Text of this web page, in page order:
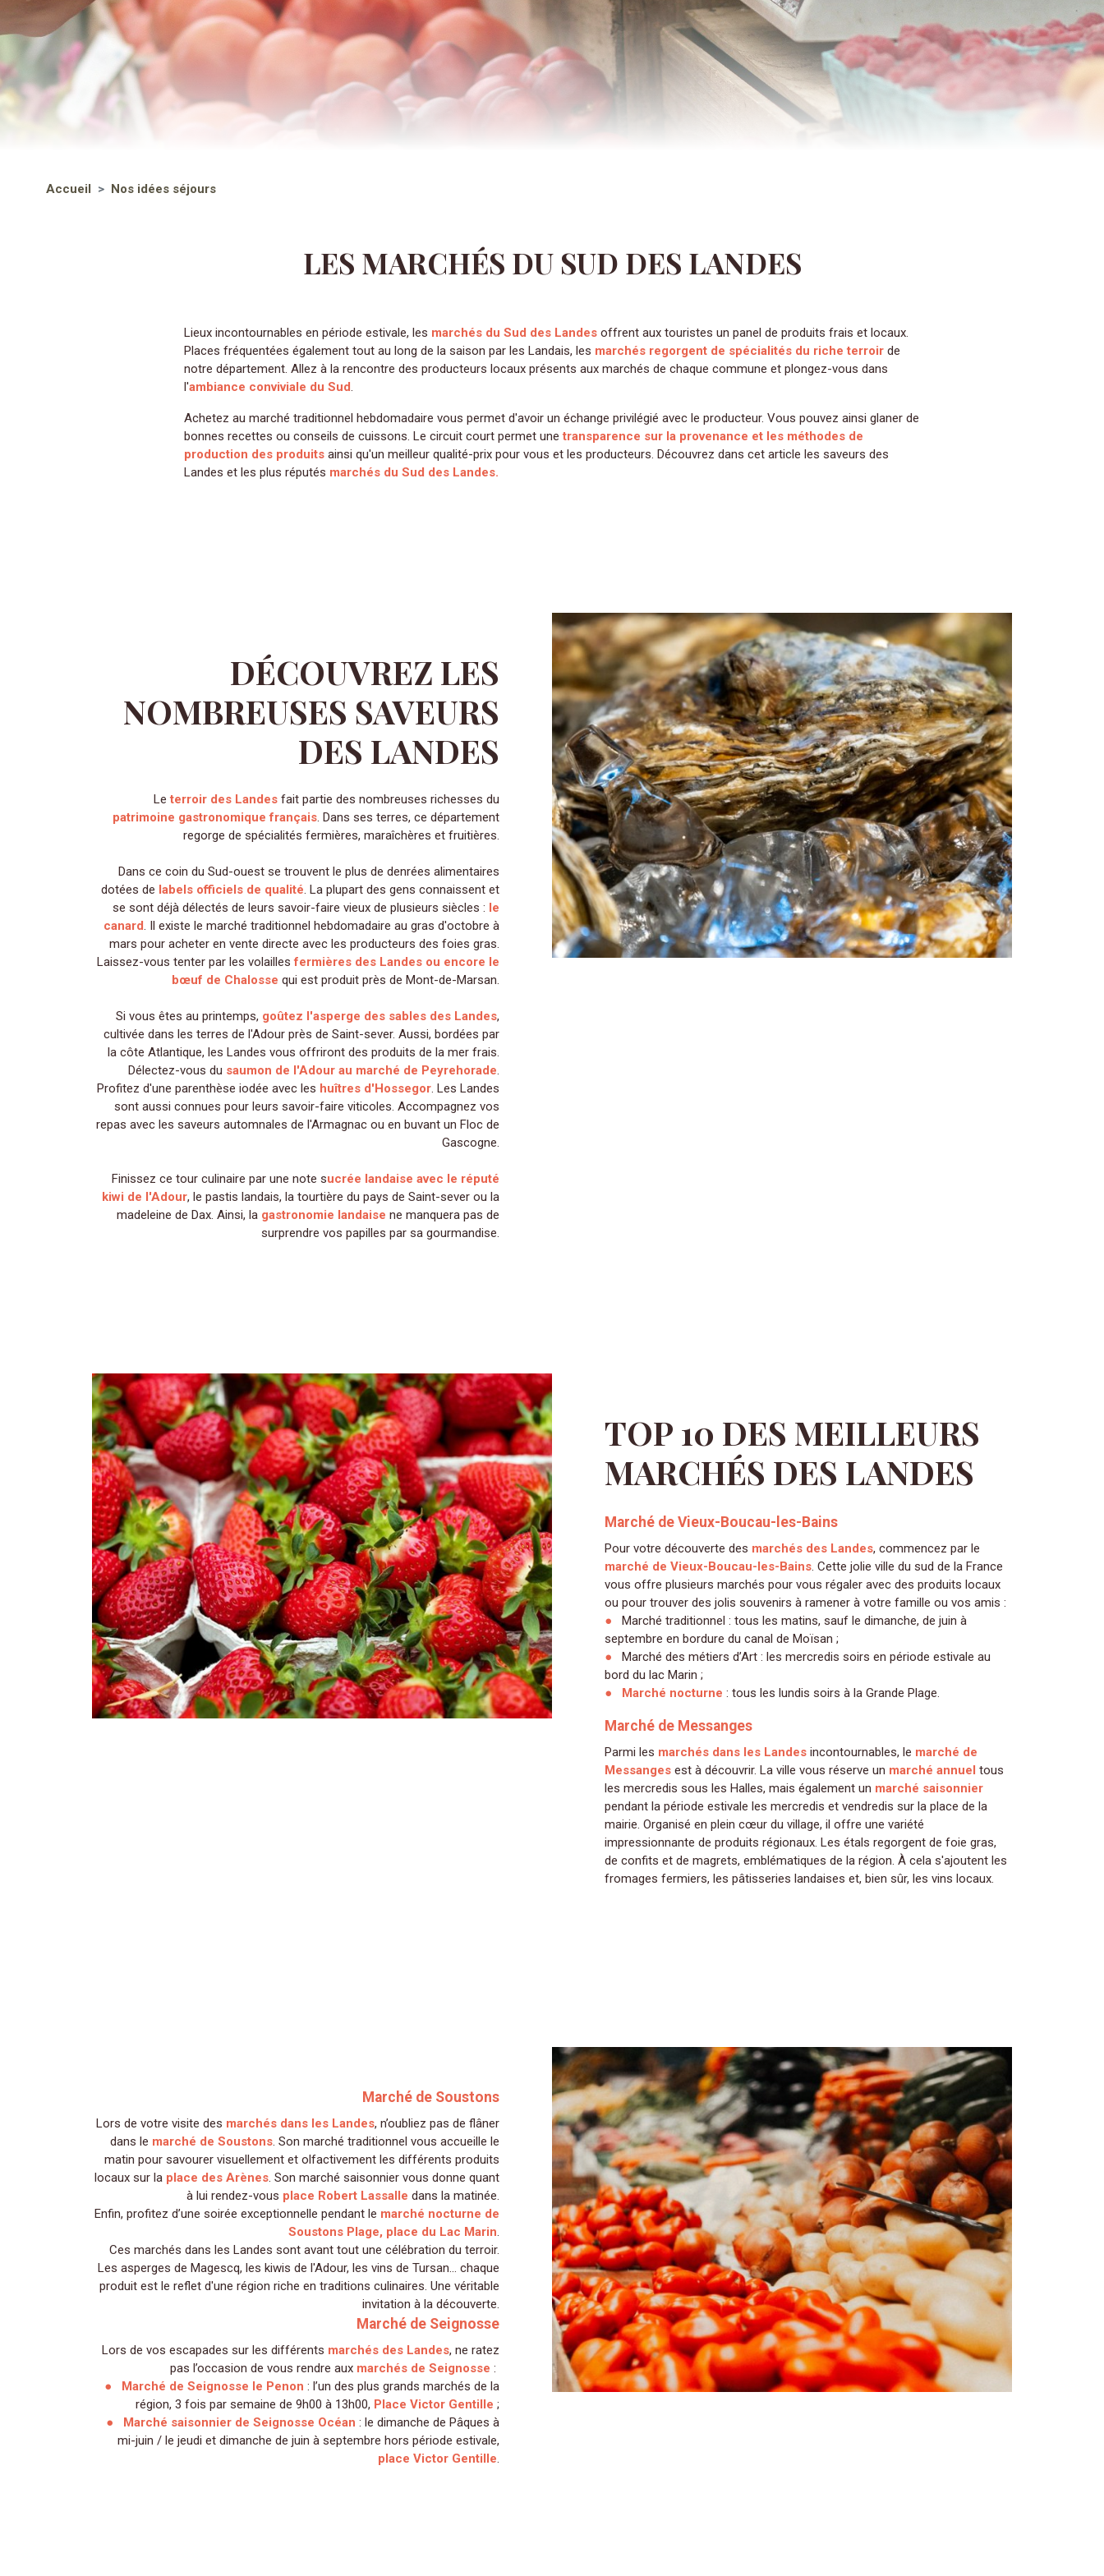
Accueil Nos idées séjours
LES MARCHÉS DU SUD DES LANDES
Lieux incontournables en période estivale, les marchés du Sud des Landes offrent aux touristes un panel de produits frais et locaux.
Places fréquentées également tout au long de la saison par les Landais, les marchés regorgent de spécialités du riche terroir de
notre département. Allez à la rencontre des producteurs locaux présents aux marchés de chaque commune et plongez-vous dans
l'ambiance conviviale du Sud.
Achetez au marché traditionnel hebdomadaire vous permet d'avoir un échange privilégié avec le producteur. Vous pouvez ainsi glaner de
bonnes recettes ou conseils de cuissons. Le circuit court permet unetransparence sur la provenance et les méthodes de
production des produits ainsi qu'un meilleur qualité-prix pour vous et les producteurs. Découvrez dans cet article les saveurs des
Landes et les plus réputés marchés du Sud des Landes.
DÉCOUVREZ LES
NOMBREUSES SAVEURS
DES LANDES
Leterroir des Landesfait partie des nombreuses richesses du
patrimoine gastronomique français. Dans ses terres, ce département
regorge de spécialités fermières, maraîchères et fruitières.
Dans ce coin du Sud-ouest se trouvent le plus de denrées alimentaires
dotées de labels officiels de qualité. La plupart des gens connaissent et
se sont déjà délectés de leurs savoir-faire vieux de plusieurs siècles : le
canard. Il existe le marché traditionnel hebdomadaire au gras d'octobre à
mars pour acheter en vente directe avec les producteurs des foies gras.
Laissez-vous tenter par les volaillesfermières des Landes ou encore le
bœuf de Chalosse qui est produit près de Mont-de-Marsan.
Si vous êtes au printemps, goûtez l'asperge des sables des Landes,
cultivée dans les terres de l'Adour près de Saint-sever. Aussi, bordées par
la côte Atlantique, les Landes vous offriront des produits de la mer frais.
Délectez-vous du saumon de l'Adour au marché de Peyrehorade.
Profitez d'une parenthèse iodée avec les huîtres d'Hossegor. Les Landes
sont aussi connues pour leurs savoir-faire viticoles. Accompagnez vos
repas avec les saveurs automnales de l'Armagnac ou en buvant un Floc de
Gascogne.
Finissez ce tour culinaire par une note sucrée landaise avec le réputé
kiwi de l'Adour, le pastis landais, la tourtière du pays de Saint-sever ou la
madeleine de Dax. Ainsi, la gastronomie landaise ne manquera pas de
surprendre vos papilles par sa gourmandise.
TOP 10 DES MEILLEURS
MARCHÉS DES LANDES
Marché de Vieux-Boucau-les-Bains
Pour votre découverte des marchés des Landes, commencez par le
marché de Vieux-Boucau-les-Bains. Cette jolie ville du sud de la France
vous offre plusieurs marchés pour vous régaler avec des produits locaux
ou pour trouver des jolis souvenirs à ramener à votre famille ou vos amis :
Marché traditionnel : tous les matins, sauf le dimanche, de juin à
septembre en bordure du canal de Moïsan ;
Marché des métiers d’Art : les mercredis soirs en période estivale au
bord du lac Marin ;
Marché nocturne : tous les lundis soirs à la Grande Plage.
Marché de Messanges
Parmi les marchés dans les Landesincontournables, le marché de
Messangesest à découvrir. La ville vous réserve un marché annuel tous
les mercredis sous les Halles, mais également un marché saisonnier
pendant la période estivale les mercredis et vendredis sur la place de la
mairie. Organisé en plein cœur du village, il offre une variété
impressionnante de produits régionaux. Les étals regorgent de foie gras,
de confits et de magrets, emblématiques de la région. À cela s'ajoutent les
fromages fermiers, les pâtisseries landaises et, bien sûr, les vins locaux.
Marché de Soustons
Lors de votre visite des marchés dans les Landes, n’oubliez pas de flâner
dans le marché de Soustons. Son marché traditionnel vous accueille le
matin pour savourer visuellement et olfactivement les différents produits
locaux sur la place des Arènes. Son marché saisonnier vous donne quant
à lui rendez-vous place Robert Lassalle dans la matinée.
Enfin, profitez d’une soirée exceptionnelle pendant le marché nocturne de
Soustons Plage, place du Lac Marin.
Ces marchés dans les Landes sont avant tout une célébration du terroir.
Les asperges de Magescq, les kiwis de l'Adour, les vins de Tursan... chaque
produit est le reflet d'une région riche en traditions culinaires. Une véritable
invitation à la découverte.
Marché de Seignosse
Lors de vos escapades sur les différents marchés des Landes, ne ratez
pas l’occasion de vous rendre aux marchés de Seignosse :
Marché de Seignosse le Penon : l’un des plus grands marchés de la
région, 3 fois par semaine de 9h00 à 13h00, Place Victor Gentille ;
Marché saisonnier de Seignosse Océan : le dimanche de Pâques à
mi-juin / le jeudi et dimanche de juin à septembre hors période estivale,
place Victor Gentille.